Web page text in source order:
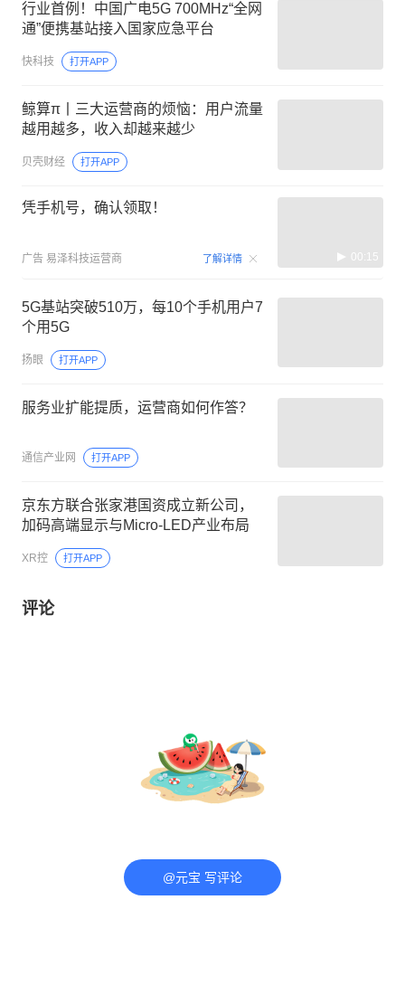
行业首例！中国广电5G 700MHz“全网
通”便携基站接入国家应急平台
快科技 打开APP
鲸算π丨三大运营商的烦恼：用户流量
越用越多，收入却越来越少
贝壳财经 打开APP
凭手机号，确认领取！
广告 易泽科技运营商 了解详情 00:15
5G基站突破510万，每10个手机用户7
个用5G
扬眼 打开APP
服务业扩能提质，运营商如何作答？
通信产业网 打开APP
京东方联合张家港国资成立新公司，
加码高端显示与Micro-LED产业布局
XR控 打开APP
评论
@元宝 写评论